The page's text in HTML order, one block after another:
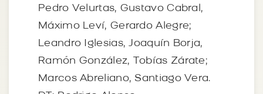
Pedro Velurtas, Gustavo Cabral,
Máximo Leví, Gerardo Alegre;
Leandro Iglesias, Joaquín Borja,
Ramón González, Tobías Zárate;
Marcos Abreliano, Santiago Vera.